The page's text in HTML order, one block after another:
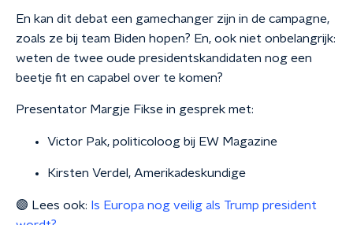
En kan dit debat een gamechanger zijn in de campagne,
zoals ze bij team Biden hopen? En, ook niet onbelangrijk:
weten de twee oude presidentskandidaten nog een
beetje fit en capabel over te komen?
Presentator Margje Fikse in gesprek met:
Victor Pak, politicoloog bij EW Magazine
Kirsten Verdel, Amerikadeskundige
🟣 Lees ook: Is Europa nog veilig als Trump president